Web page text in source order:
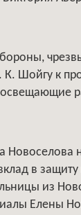
Шойгу к
в
из
Елены